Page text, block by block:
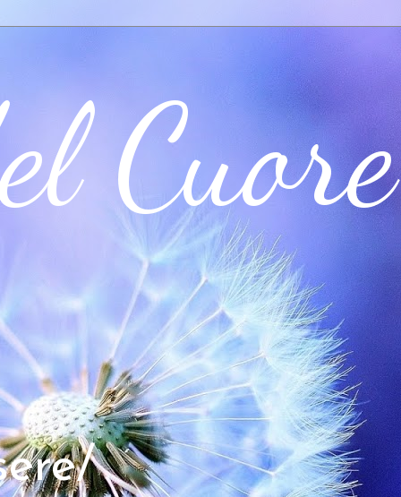
Cuore